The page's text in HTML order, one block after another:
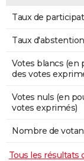
Taux de
Taux d'abstention
Votes blancs (en
des votes
Votes nuls (en
votes exprimés)
Nombre de
Tous les résultats